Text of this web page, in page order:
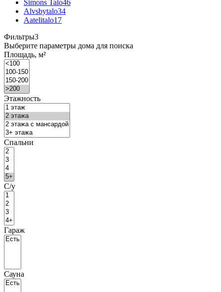
Simons Talo46
Alvsbytalo34
Aatelitalo17
Фильтры3
Выберите параметры дома для поиска
Площадь, м²
Этажность
Спальни
С/у
Гараж
Сауна